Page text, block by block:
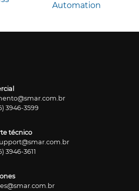
3946-3599
técnico
3946-3611